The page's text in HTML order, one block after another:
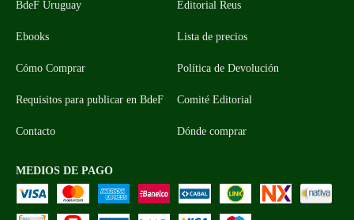
BdeF Uruguay Editorial Reus
Ebooks Lista de precios
Cómo Comprar Política de Devolución
Requisitos para publicar en BdeF Comité Editorial
Contacto Dónde comprar
MEDIOS DE PAGO